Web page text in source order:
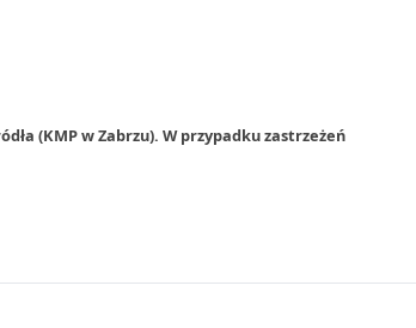
(KMP w Zabrzu). W przypadku zastrzeżeń